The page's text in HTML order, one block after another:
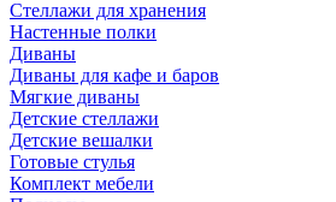
Стеллажи для хранения
Настенные полки
Диваны
Диваны для кафе и баров
Мягкие диваны
Детские стеллажи
Детские вешалки
Готовые стулья
Комплект мебели